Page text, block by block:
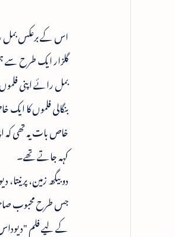
اس کے برعکس بمل
گلزار ایک طرح سے
بمل رائے اپنی
بنگالی فلموں کا
خاص بات یہ تھی کہ
کہہ جاتے تھے۔
دو بیگھ زمین،
جس طرح محبوب صاحب
کے لیے فلم